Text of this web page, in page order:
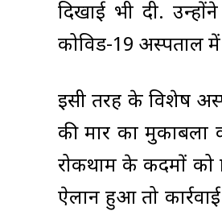
दिखाई भी दी.
कोविड-19 अस्पताल में
इसी तरह के विशेष
की मार का मुकाबला
रोकथाम के कदमों को
ऐलान हुआ तो